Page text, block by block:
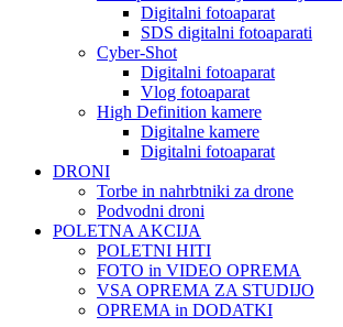
Digitalni fotoaparat
SDS digitalni fotoaparati
Cyber-Shot
Digitalni fotoaparat
Vlog fotoaparat
High Definition kamere
Digitalne kamere
Digitalni fotoaparat
DRONI
Torbe in nahrbtniki za drone
Podvodni droni
POLETNA AKCIJA
POLETNI HITI
FOTO in VIDEO OPREMA
VSA OPREMA ZA STUDIJO
OPREMA in DODATKI